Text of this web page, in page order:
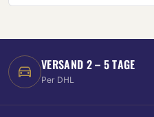
VERSAND 2 – 5 TAGE
Per DHL